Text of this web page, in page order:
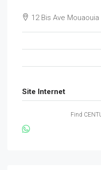
12 Bis Ave
Site Internet
Find